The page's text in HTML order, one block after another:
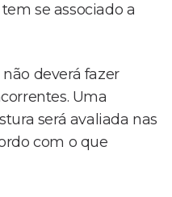
se associado a
deverá fazer
Uma
será avaliada nas
com o que